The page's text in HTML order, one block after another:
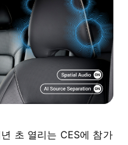
초 열리는 CES에 참가